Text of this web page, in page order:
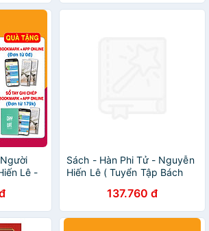
Lê -
Sách - Hàn Phi Tử - Nguyễn
Hiến Lê ( Tuyển Tập Bách
137.760 đ